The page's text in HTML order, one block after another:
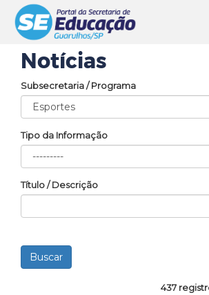
Notícias
Subsecretaria / Programa
Tipo da Informação
Título / Descrição
437